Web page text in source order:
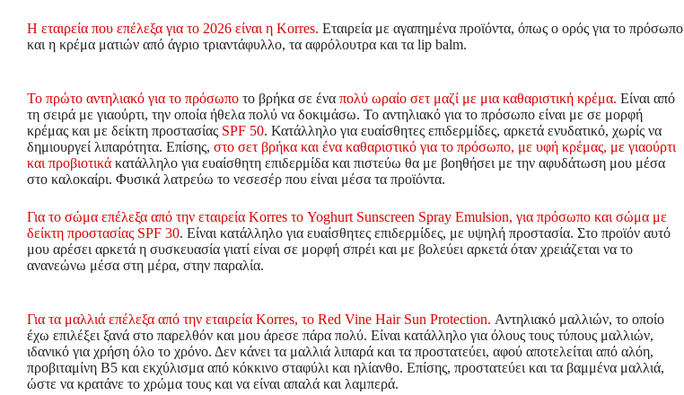
Η εταιρεία που επέλεξα για το 2026 είναι η Korres. Εταιρεία με αγαπημένα προϊόντα, όπως ο ορός για το πρόσωπο
και η κρέμα ματιών από άγριο τριαντάφυλλο, τα αφρόλουτρα και τα lip balm.
Το πρώτο αντηλιακό για το πρόσωπο το βρήκα σε ένα πολύ ωραίο σετ μαζί με μια καθαριστική κρέμα. Είναι από
τη σειρά με γιαούρτι, την οποία ήθελα πολύ να δοκιμάσω. Το αντηλιακό για το πρόσωπο είναι με σε μορφή
κρέμας και με δείκτη προστασίας SPF 50. Κατάλληλο για ευαίσθητες επιδερμίδες, αρκετά ενυδατικό, χωρίς να
δημιουργεί λιπαρότητα. Επίσης, στο σετ βρήκα και ένα καθαριστικό για το πρόσωπο, με υφή κρέμας, με γιαούρτι
και προβιοτικά κατάλληλο για ευαίσθητη επιδερμίδα και πιστεύω θα με βοηθήσει με την αφυδάτωση μου μέσα
στο καλοκαίρι. Φυσικά λατρεύω το νεσεσέρ που είναι μέσα τα προϊόντα.
Για το σώμα επέλεξα από την εταιρεία Korres το Yoghurt Sunscreen Spray Emulsion, για πρόσωπο και σώμα με
δείκτη προστασίας SPF 30. Είναι κατάλληλο για ευαίσθητες επιδερμίδες, με υψηλή προστασία. Στο προϊόν αυτό
μου αρέσει αρκετά η συσκευασία γιατί είναι σε μορφή σπρέι και με βολεύει αρκετά όταν χρειάζεται να το
ανανεώνω μέσα στη μέρα, στην παραλία.
Για τα μαλλιά επέλεξα από την εταιρεία Korres, το Red Vine Hair Sun Protection. Αντηλιακό μαλλιών, το οποίο
έχω επιλέξει ξανά στο παρελθόν και μου άρεσε πάρα πολύ. Είναι κατάλληλο για όλους τους τύπους μαλλιών,
ιδανικό για χρήση όλο το χρόνο. Δεν κάνει τα μαλλιά λιπαρά και τα προστατεύει, αφού αποτελείται από αλόη,
προβιταμίνη Β5 και εκχύλισμα από κόκκινο σταφύλι και ηλίανθο. Επίσης, προστατεύει και τα βαμμένα μαλλιά,
ώστε να κρατάνε το χρώμα τους και να είναι απαλά και λαμπερά.